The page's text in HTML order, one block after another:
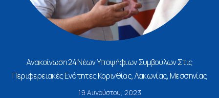
Ανακοίνωση 24 Νέων Υποψήφιων Συμβούλων Στις
Περιφερειακές Ενότητες Κορινθίας, Λακωνίας, Μεσσηνίας
19 Αυγούστου, 2023